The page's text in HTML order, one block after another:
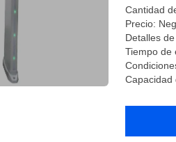
Cantidad
Precio:
Detalles
Tiempo de
Capacidad